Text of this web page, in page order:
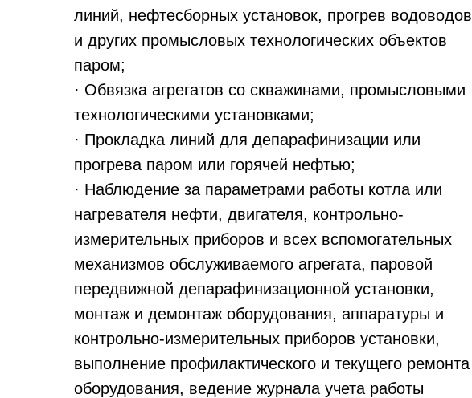
линий, нефтесборных установок, прогрев водоводов
и других промысловых технологических объектов
паром;
· Обвязка агрегатов со скважинами, промысловыми
технологическими установками;
· Прокладка линий для депарафинизации или
прогрева паром или горячей нефтью;
· Наблюдение за параметрами работы котла или
нагревателя нефти, двигателя, контрольно-
измерительных приборов и всех вспомогательных
механизмов обслуживаемого агрегата, паровой
передвижной депарафинизационной установки,
монтаж и демонтаж оборудования, аппаратуры и
контрольно-измерительных приборов установки,
выполнение профилактического и текущего ремонта
оборудования, ведение журнала учета работы